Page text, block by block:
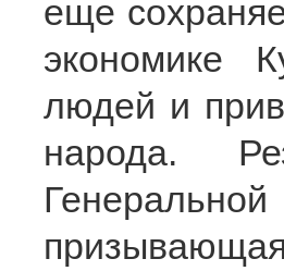
еще
экономике
людей и
народа.